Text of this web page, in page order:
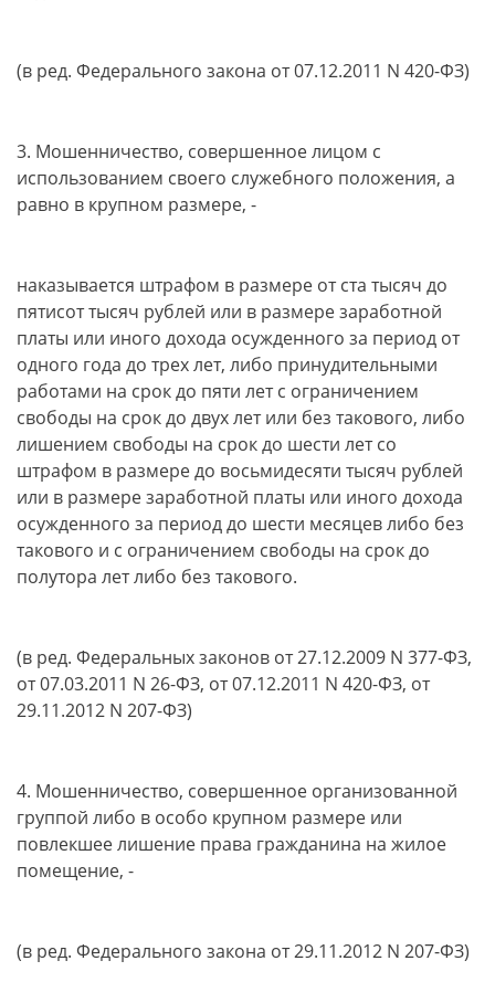
(в ред. Федерального закона от 07.12.2011 N 420-ФЗ)
3. Мошенничество, совершенное лицом с
использованием своего служебного положения, а
равно в крупном размере, -
наказывается штрафом в размере от ста тысяч до
пятисот тысяч рублей или в размере заработной
платы или иного дохода осужденного за период от
одного года до трех лет, либо принудительными
работами на срок до пяти лет с ограничением
свободы на срок до двух лет или без такового, либо
лишением свободы на срок до шести лет со
штрафом в размере до восьмидесяти тысяч рублей
или в размере заработной платы или иного дохода
осужденного за период до шести месяцев либо без
такового и с ограничением свободы на срок до
полутора лет либо без такового.
(в ред. Федеральных законов от 27.12.2009 N 377-ФЗ,
от 07.03.2011 N 26-ФЗ, от 07.12.2011 N 420-ФЗ, от
29.11.2012 N 207-ФЗ)
4. Мошенничество, совершенное организованной
группой либо в особо крупном размере или
повлекшее лишение права гражданина на жилое
помещение, -
(в ред. Федерального закона от 29.11.2012 N 207-ФЗ)